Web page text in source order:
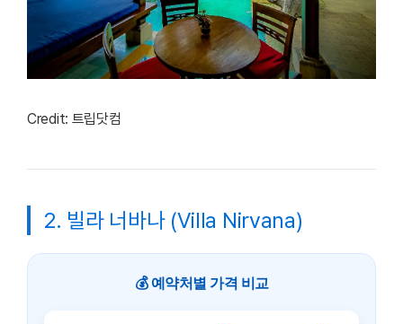
Credit: 트립닷컴
2. 빌라 너바나 (Villa Nirvana)
💰 예약처별 가격 비교